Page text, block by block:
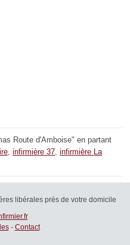
Route d'Amboise" en partant
infirmière 37 infirmière La
libérales près de votre domicile
- Contact